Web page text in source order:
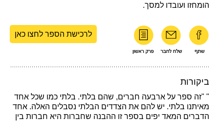
הומחזו ועובדו למסך.
לרכישת הספר לחצו כאן
ביקורות
" "זה ספר על ארבעה חברים, שהם בלתי. בלתי כמו שכל אחד
מאיתנו בלתי. יש להם את הצדדים הבלתי נסבלים האלה. אחד
הדברים המאד יפים בספר זו ההבנה שחברות היא חברות בין